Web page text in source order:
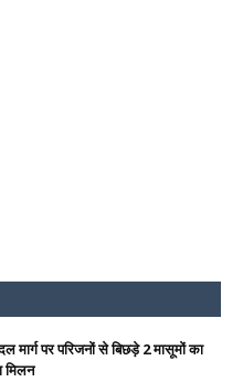
मार्ग पर परिजनों से बिछड़े 2 मासूमों का
मिलन